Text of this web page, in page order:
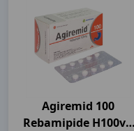
Agiremid 100
Rebamipide H100vn